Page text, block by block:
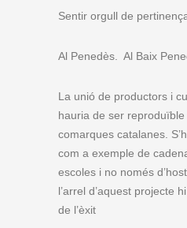
Sentir orgull de
Al Penedès. Al Baix
La unió de productors i
hauria de ser
comarques catalanes.
com a exemple de
escoles i no només
l’arrel d’aquest projecte
de l’èxit